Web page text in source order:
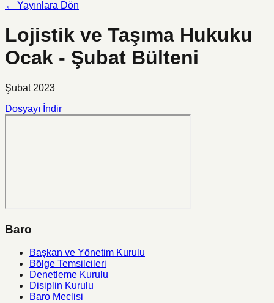
← Yayınlara Dön
Lojistik ve Taşıma Hukuku
Ocak - Şubat Bülteni
Şubat 2023
Dosyayı İndir
Baro
Başkan ve Yönetim Kurulu
Bölge Temsilcileri
Denetleme Kurulu
Disiplin Kurulu
Baro Meclisi